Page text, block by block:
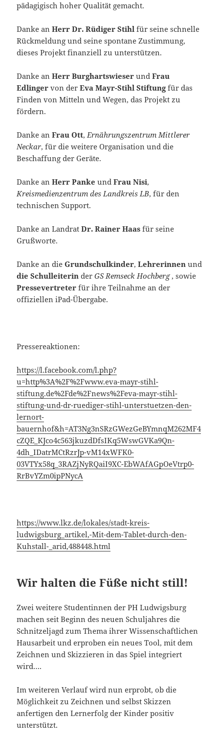
pädagigisch hoher Qualität gemacht.
Danke anHerr Dr. Rüdiger Stihl für seine schnelle
Rückmeldung und seine spontane Zustimmung,
dieses Projekt finanziell zu unterstützen.
Danke anHerr Burghartswieser undFrau
Edlinger von derEva Mayr-Stihl Stiftungfür das
Finden von Mitteln und Wegen, das Projekt zu
fördern.
Danke anFrau Ott, Ernährungszentrum Mittlerer
Neckar, für die weitere Organisation und die
Beschaffung der Geräte.
Danke anHerr Panke undFrau Nisi,
Kreismedienzentrum des Landkreis LB, für den
technischen Support.
Danke an LandratDr. Rainer Haas für seine
Grußworte.
Danke an dieGrundschulkinder,Lehrerinnen und
die Schulleiterin derGS Remseck Hochberg, sowie
Pressevertreter für ihre Teilnahme an der
offiziellen iPad-Übergabe.
Pressereaktionen:
https://l.facebook.com/l.php?
u=http%3A%2F%2Fwww.eva-mayr-stihl-
stiftung.de%2Fde%2Fnews%2Feva-mayr-stihl-
stiftung-und-dr-ruediger-stihl-unterstuetzen-den-
lernort-
bauernhof&h=AT3Ng3nSRzGWezGeBYmnqM262MF4
cZQE_KJco4c563jkuzdDfsIKq5WswGVKa9Qn-
4dh_IDatrMCtRzrJp-vM14xWFK0-
03VTYx58q_3RAZjNyRQaiI9XC-EbWAfAGpOeVtrp0-
RrBvYZm0ipPNycA
https://www.lkz.de/lokales/stadt-kreis-
ludwigsburg_artikel,-Mit-dem-Tablet-durch-den-
Kuhstall-_arid,488448.html
Wir halten die Füße nicht still!
Zwei weitere Studentinnen der PH Ludwigsburg
machen seit Beginn des neuen Schuljahres die
Schnitzeljagd zum Thema ihrer Wissenschaftlichen
Hausarbeit und erproben ein neues Tool, mit dem
Zeichnen und Skizzieren in das Spiel integriert
wird….
Im weiteren Verlauf wird nun erprobt, ob die
Möglichkeit zu Zeichnen und selbst Skizzen
anfertigen den Lernerfolg der Kinder positiv
unterstützt.